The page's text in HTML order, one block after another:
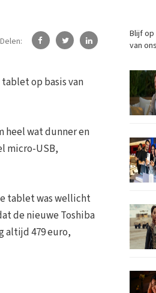
Delen:
op basis van
heel wat dunner en
micro-USB,
tablet was wellicht
de nieuwe Toshiba
altijd 479 euro,
Blijf
van